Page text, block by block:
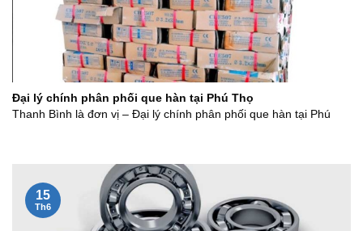
Đại lý chính phân phối que hàn tại Phú Thọ
Thanh Bình là đơn vị – Đại lý chính phân phối que hàn tại Phú
15
Th6